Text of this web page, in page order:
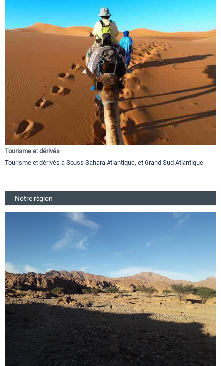
Tourisme et dérivés
Tourisme et dérivés a Souss Sahara Atlantique, et Grand Sud Atlantique
Notre région